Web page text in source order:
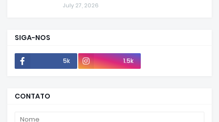
July 27, 2026
SIGA-NOS
5k 1.5k
CONTATO